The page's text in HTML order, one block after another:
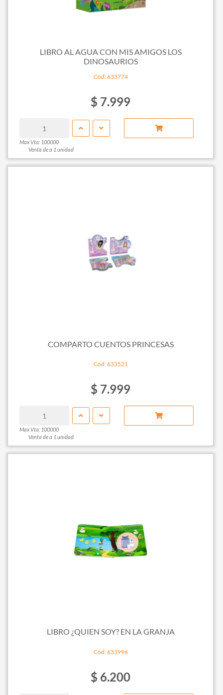
LIBRO AL AGUA CON MIS AMIGOS LOS
DINOSAURIOS
Cód: 633774
$ 7.999
Max Vta: 100000
Venta de a 1 unidad
COMPARTO CUENTOS PRINCESAS
Cód: 633521
$ 7.999
Max Vta: 100000
Venta de a 1 unidad
LIBRO ¿QUIEN SOY? EN LA GRANJA
Cód: 633996
$ 6.200